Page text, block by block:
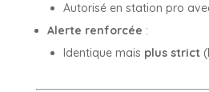
Autorisé en station pro
Alerte renforcée :
Identique mais plus strict